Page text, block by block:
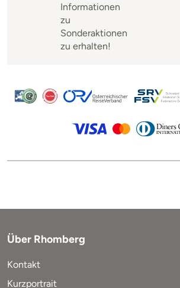
Informationen
zu
Sonderaktionen
zu erhalten!
Über Rhomberg
Kontakt
Kurzportrait